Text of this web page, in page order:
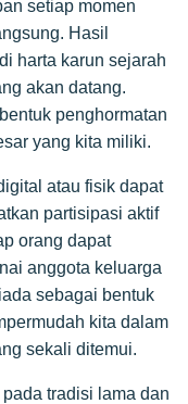
setiap momen
Hasil
harta karun sejarah
akan datang.
penghormatan
yang kita miliki.
atau fisik dapat
partisipasi aktif
orang dapat
anggota keluarga
sebagai bentuk
kita dalam
sekali ditemui.
tradisi lama dan